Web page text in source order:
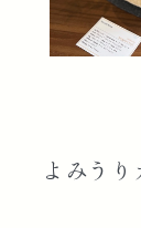
よみう